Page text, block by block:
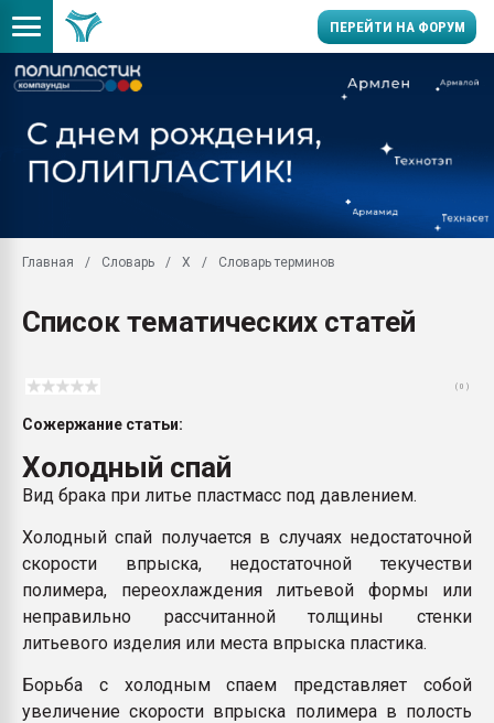
ПЕРЕЙТИ НА ФОРУМ
Вакуум-формовочные
28.07.2026
28.07.2026
ситуацией на
поликарбоната и АБС-
ПЕРЕЙТИ НА
Главная Словарь Х Словарь терминов
Список тематических статей
( 0 )
Сожержание статьи:
Холодный спай
Вид брака при литье пластмасс под давлением.
Холодный спай получается в случаях недостаточной
скорости впрыска, недостаточной текучестви
полимера, переохлаждения литьевой формы или
неправильно рассчитанной толщины стенки
литьевого изделия или места впрыска пластика.
Борьба с холодным спаем представляет собой
увеличение скорости впрыска полимера в полость